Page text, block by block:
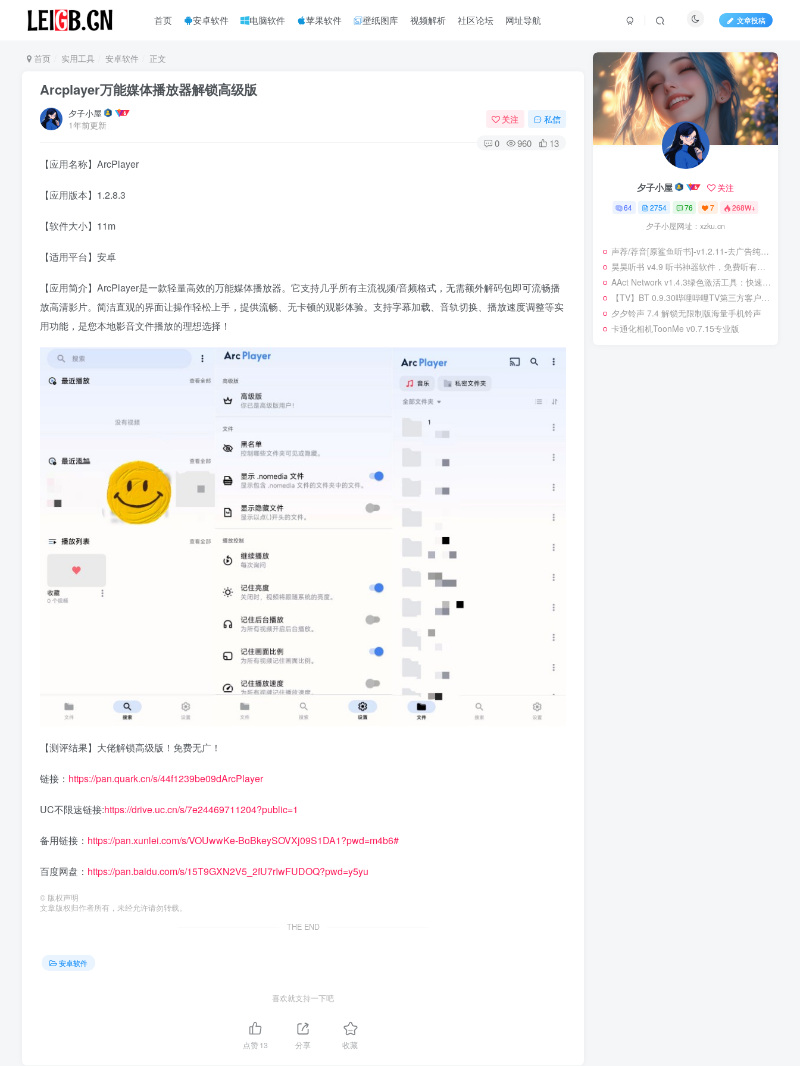
首页 安卓软件 电脑软件 苹果软件 壁纸图库 视频解析 社区论坛 网址导航 文章投稿
首页 实用工具 安卓软件 正文
Arcplayer万能媒体播放器解锁高级版
夕子小屋
1年前更新
关注 私信
0 960 13
【应用名称】ArcPlayer
【应用版本】1.2.8.3
【软件大小】11m
【适用平台】安卓
【应用简介】ArcPlayer是一款轻量高效的万能媒体播放器。它支持几乎所有主流视频/音频格式，无需额外解码包即可流畅播
放高清影片。简洁直观的界面让操作轻松上手，提供流畅、无卡顿的观影体验。支持字幕加载、音轨切换、播放速度调整等实
用功能，是您本地影音文件播放的理想选择！
【测评结果】大佬解锁高级版！免费无广！
链接： https://pan.quark.cn/s/44f1239be09dArcPlayer
UC不限速链接:https://drive.uc.cn/s/7e24469711204?public=1
备用链接： https://pan.xunlei.com/s/VOUwwKe-BoBkeySOVXj09S1DA1?pwd=m4b6#
百度网盘： https://pan.baidu.com/s/15T9GXN2V5_2fU7rIwFUDOQ?pwd=y5yu
© 版权声明
文章版权归作者所有，未经允许请勿转载。
THE END
安卓软件
喜欢就支持一下吧
点赞13 分享 收藏
夕子小屋 关注
64 2754 76 7 268W+
夕子小屋网址：xzku.cn
声荐/荐音[原鲨鱼听书]-v1.2.11-去广告纯净版[真人带感情的专业演播]
昊昊听书 v4.9 听书神器软件，免费听有声读物，已解锁会员无广告
‌AAct Network v1.4.3绿色激活工具：快速激活Office与Win10，无烦恼！‌
【TV】BT 0.9.30哔哩哔哩TV第三方客户端，流畅观影！‌纯净无广告
夕夕铃声 7.4 解锁无限制版海量手机铃声
卡通化相机ToonMe v0.7.15专业版